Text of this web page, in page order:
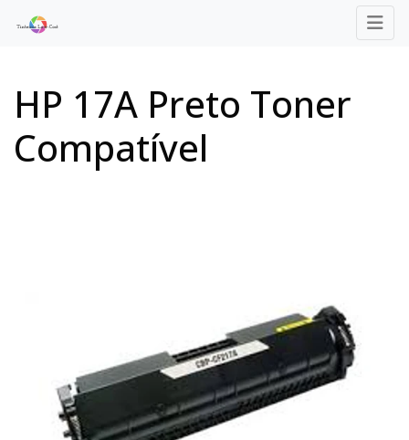
HP 17A Preto Toner
Compatível